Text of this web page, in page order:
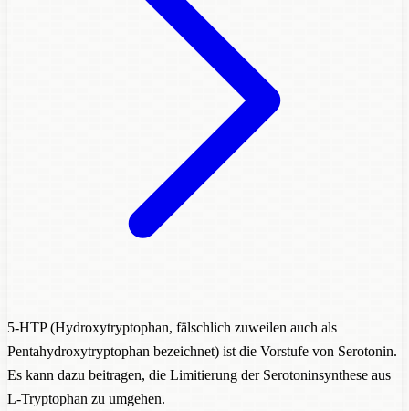
5-HTP (Hydroxytryptophan, fälschlich zuweilen auch als
Pentahydroxytryptophan bezeichnet) ist die Vorstufe von Serotonin.
Es kann dazu beitragen, die Limitierung der Serotoninsynthese aus
L-Tryptophan zu umgehen.